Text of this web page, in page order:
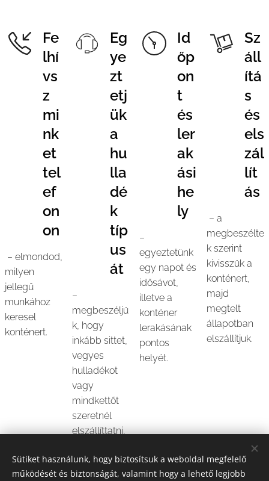
Fe
lhí
vs
z
mi
nk
et
tel
ef
on
on
– elmondod,
milyen
jellegű
munkához
keresel
konténert.
Eg
ye
zt
etj
ük
a
hu
lla
dé
k
típ
us
át
–
megbeszéljü
k, hogy
inkább sittet,
vegyes
hulladékot
vagy
mindkettőt
szeretnél
elszállíttatni,
megfelelő
méret
Id
őp
on
t
és
ler
ak
ási
he
ly
–
egyeztetünk
egy napot és
idősávot,
illetve a
konténer
lerakásának
pontos
helyét.
Sz
áll
ítá
s
és
els
zál
lít
ás
– a
megbeszélte
k szerint
kivisszük a
konténert,
majd
megtelt
állapotban
elszállítjuk.
Sütiket használunk, hogy biztosítsuk a weboldal megfelelő
működését és biztonságát, valamint hogy a lehető legjobb